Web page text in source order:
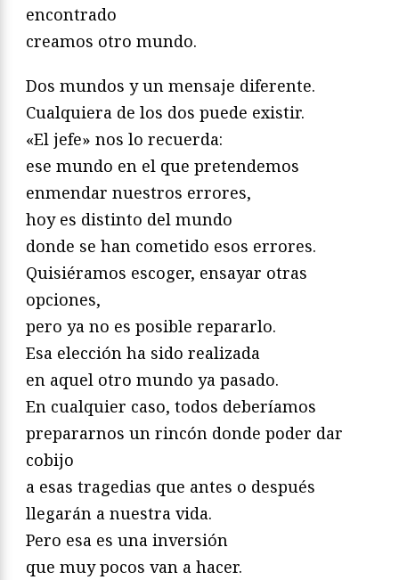
encontrado
creamos otro mundo.
Dos mundos y un mensaje diferente.
Cualquiera de los dos puede existir.
«El jefe» nos lo recuerda:
ese mundo en el que pretendemos
enmendar nuestros errores,
hoy es distinto del mundo
donde se han cometido esos errores.
Quisiéramos escoger, ensayar otras
opciones,
pero ya no es posible repararlo.
Esa elección ha sido realizada
en aquel otro mundo ya pasado.
En cualquier caso, todos deberíamos
prepararnos un rincón donde poder dar
cobijo
a esas tragedias que antes o después
llegarán a nuestra vida.
Pero esa es una inversión
que muy pocos van a hacer.